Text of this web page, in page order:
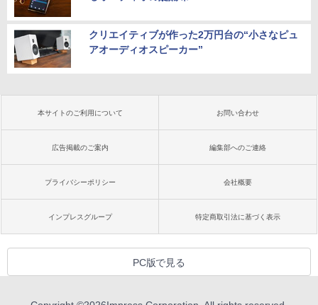
クリエイティブが作った2万円台の“小さなピュ
アオーディオスピーカー”
本サイトのご利用について お問い合わせ
広告掲載のご案内 編集部へのご連絡
プライバシーポリシー 会社概要
インプレスグループ 特定商取引法に基づく表示
PC版で見る